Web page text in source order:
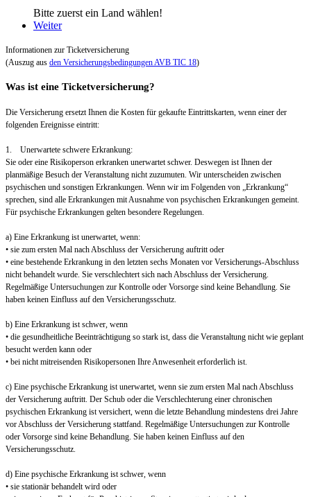
Bitte zuerst ein Land wählen!
Weiter
Informationen zur Ticketversicherung
(Auszug aus den Versicherungsbedingungen AVB TIC 18)
Was ist eine Ticketversicherung?
Die Versicherung ersetzt Ihnen die Kosten für gekaufte Eintrittskarten, wenn einer der
folgenden Ereignisse eintritt:
1. Unerwartete schwere Erkrankung:
Sie oder eine Risikoperson erkranken unerwartet schwer. Deswegen ist Ihnen der
planmäßige Besuch der Veranstaltung nicht zuzumuten. Wir unterscheiden zwischen
psychischen und sonstigen Erkrankungen. Wenn wir im Folgenden von „Erkrankung“
sprechen, sind alle Erkrankungen mit Ausnahme von psychischen Erkrankungen gemeint.
Für psychische Erkrankungen gelten besondere Regelungen.
a) Eine Erkrankung ist unerwartet, wenn:
• sie zum ersten Mal nach Abschluss der Versicherung auftritt oder
• eine bestehende Erkrankung in den letzten sechs Monaten vor Versicherungs-Abschluss
nicht behandelt wurde. Sie verschlechtert sich nach Abschluss der Versicherung.
Regelmäßige Untersuchungen zur Kontrolle oder Vorsorge sind keine Behandlung. Sie
haben keinen Einfluss auf den Versicherungsschutz.
b) Eine Erkrankung ist schwer, wenn
• die gesundheitliche Beeinträchtigung so stark ist, dass die Veranstaltung nicht wie geplant
besucht werden kann oder
• bei nicht mitreisenden Risikopersonen Ihre Anwesenheit erforderlich ist.
c) Eine psychische Erkrankung ist unerwartet, wenn sie zum ersten Mal nach Abschluss
der Versicherung auftritt. Der Schub oder die Verschlechterung einer chronischen
psychischen Erkrankung ist versichert, wenn die letzte Behandlung mindestens drei Jahre
vor Abschluss der Versicherung stattfand. Regelmäßige Untersuchungen zur Kontrolle
oder Vorsorge sind keine Behandlung. Sie haben keinen Einfluss auf den
Versicherungsschutz.
d) Eine psychische Erkrankung ist schwer, wenn
• sie stationär behandelt wird oder